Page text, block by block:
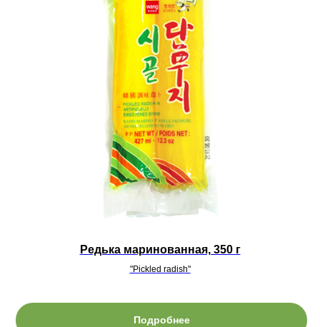
Редька маринованная, 350 г
"Pickled radish"
Подробнее